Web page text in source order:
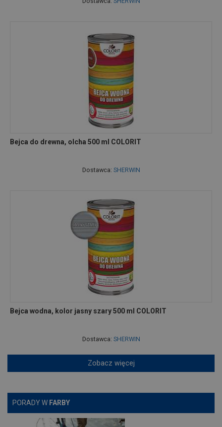
Bejca do drewna, olcha 500 ml COLORIT
Dostawca: SHERWIN
Bejca wodna, kolor jasny szary 500 ml COLORIT
Dostawca: SHERWIN
Zobacz więcej
PORADY W FARBY